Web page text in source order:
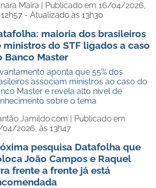
Maíra | Publicado em 16/04/2026,
- Atualizado às 13h30
maioria dos brasileiros
ministros do STF ligados a caso
Banco Master
aponta que 55% dos
associam ministros ao caso do
Master e revela alto nível de
sobre o tema
Jamildo.com | Publicado em
04/2026, às 13h47
pesquisa Datafolha que
João Campos e Raquel
frente a frente já está